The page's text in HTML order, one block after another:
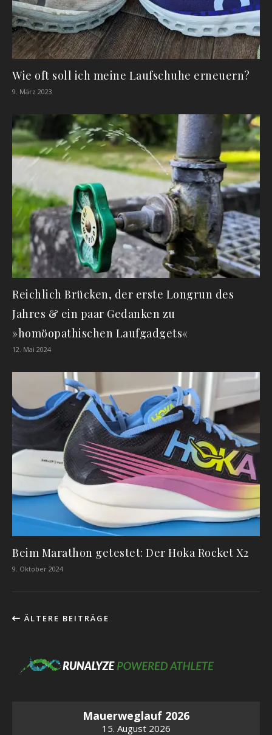
Wie oft soll ich meine Laufschuhe erneuern?
9. März 2023
Reichlich Brücken, der erste Longrun des
Jahres & ein paar Gedanken zu
»homöopathischen Laufgadgets«
12. Mai 2024
Beim Marathon getestet: Der Hoka Rocket X2
9. Oktober 2024
ÄLTERE BEITRÄGE
Mauerweglauf 2026
15. August 2026